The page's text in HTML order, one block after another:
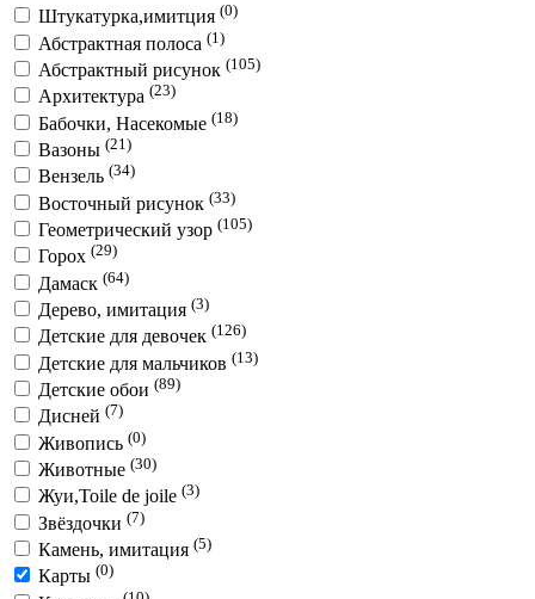
Штукатурка,имитция (0)
Абстрактная полоса (1)
Абстрактный рисунок (105)
Архитектура (23)
Бабочки, Насекомые (18)
Вазоны (21)
Вензель (34)
Восточный рисунок (33)
Геометрический узор (105)
Горох (29)
Дамаск (64)
Дерево, имитация (3)
Детские для девочек (126)
Детские для мальчиков (13)
Детские обои (89)
Дисней (7)
Живопись (0)
Животные (30)
Жуи,Toile de joile (3)
Звёздочки (7)
Камень, имитация (5)
Карты (0)